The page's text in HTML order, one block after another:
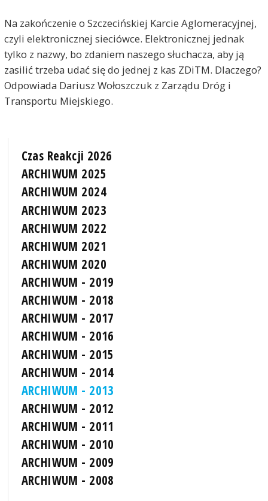
Na zakończenie o Szczecińskiej Karcie Aglomeracyjnej,
czyli elektronicznej sieciówce. Elektronicznej jednak
tylko z nazwy, bo zdaniem naszego słuchacza, aby ją
zasilić trzeba udać się do jednej z kas ZDiTM. Dlaczego?
Odpowiada Dariusz Wołoszczuk z Zarządu Dróg i
Transportu Miejskiego.
Czas Reakcji 2026
ARCHIWUM 2025
ARCHIWUM 2024
ARCHIWUM 2023
ARCHIWUM 2022
ARCHIWUM 2021
ARCHIWUM 2020
ARCHIWUM - 2019
ARCHIWUM - 2018
ARCHIWUM - 2017
ARCHIWUM - 2016
ARCHIWUM - 2015
ARCHIWUM - 2014
ARCHIWUM - 2013
ARCHIWUM - 2012
ARCHIWUM - 2011
ARCHIWUM - 2010
ARCHIWUM - 2009
ARCHIWUM - 2008